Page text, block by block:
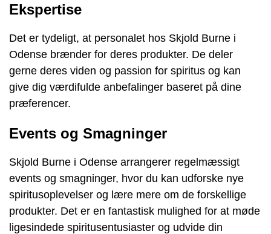
Ekspertise
Det er tydeligt, at personalet hos Skjold Burne i
Odense brænder for deres produkter. De deler
gerne deres viden og passion for spiritus og kan
give dig værdifulde anbefalinger baseret på dine
præferencer.
Events og Smagninger
Skjold Burne i Odense arrangerer regelmæssigt
events og smagninger, hvor du kan udforske nye
spiritusoplevelser og lære mere om de forskellige
produkter. Det er en fantastisk mulighed for at møde
ligesindede spiritusentusiaster og udvide din